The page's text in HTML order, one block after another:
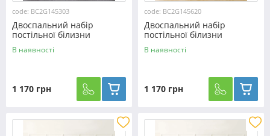
code: BC2G145303
Двоспальний набір
постільної білизни
180*220 із Бязі "Gold" з
простирадлом на резинці
В наявності
1 170 грн
code: BC2G145620
Двоспальний набір
постільної білизни
180*220 із Бязі "Gold" з
простирадлом на резинці
В наявності
1 170 грн